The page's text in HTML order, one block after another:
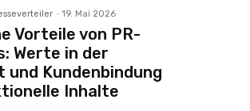
- 19. Mai 2026
Vorteile von PR-
Werte in der
Kundenbindung
Inhalte